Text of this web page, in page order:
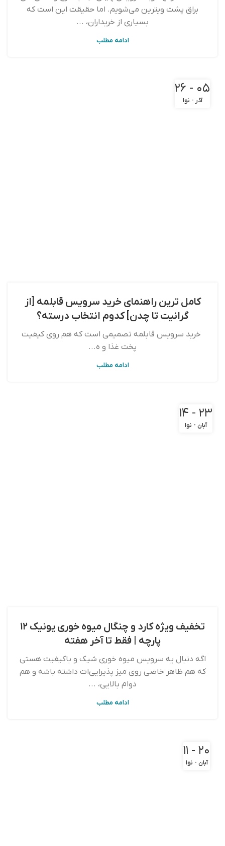
براق پشت ویترین می‌شویم. اما حقیقت این است که
بسیاری از خریداران، ...
ادامه مطلب
۰۵ - ۲۶
آذر - نوا
کامل‌ ترین راهنمای خرید سرویس قابلمه [از
گرانیت تا چدن] کدوم انتخاب درسته؟
خرید سرویس قابلمه تصمیمی است که هم روی کیفیت
پخت غذا و ه...
ادامه مطلب
۲۳ - ۱۴
آبان - نوا
تخفیف ویژه کارد و چنگال میوه‌ خوری یونیک ۱۲
پارچه | فقط تا آخر هفته
اگه دنبال یه سرویس میوه‌ خوری شیک و باکیفیت هستی
که هم ظاهر خاصی روی میز پذیرایی‌ات داشته باشه و هم
دوام بالایی، ...
ادامه مطلب
۲۰ - ۱۱
آبان - نوا